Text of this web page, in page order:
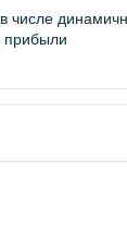
числе
прибыли